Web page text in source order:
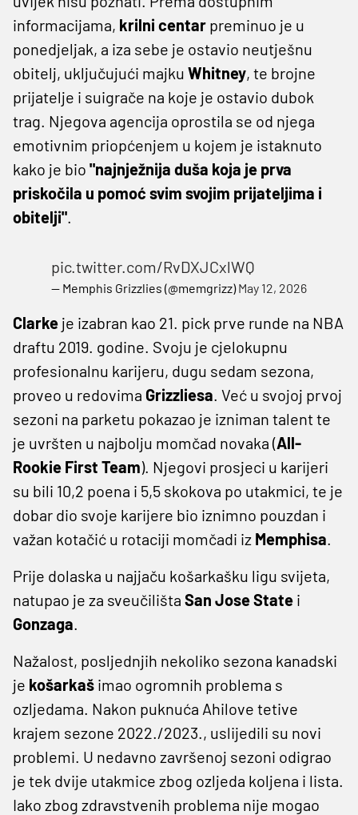
informacijama, krilni centar preminuo je u
ponedjeljak, a iza sebe je ostavio neutješnu
obitelj, uključujući majku Whitney, te brojne
prijatelje i suigrače na koje je ostavio dubok
trag. Njegova agencija oprostila se od njega
emotivnim priopćenjem u kojem je istaknuto
kako je bio "najnježnija duša koja je prva
priskočila u pomoć svim svojim prijateljima i
obitelji".
pic.twitter.com/RvDXJCxlWQ
— Memphis Grizzlies (@memgrizz)May 12, 2026
Clarke je izabran kao 21. pick prve runde na NBA
draftu 2019. godine. Svoju je cjelokupnu
profesionalnu karijeru, dugu sedam sezona,
proveo u redovima Grizzliesa. Već u svojoj prvoj
sezoni na parketu pokazao je izniman talent te
je uvršten u najbolju momčad novaka (All-
Rookie First Team). Njegovi prosjeci u karijeri
su bili 10,2 poena i 5,5 skokova po utakmici, te je
dobar dio svoje karijere bio iznimno pouzdan i
važan kotačić u rotaciji momčadi iz Memphisa.
Prije dolaska u najjaču košarkašku ligu svijeta,
natupao je za sveučilišta San Jose State i
Gonzaga.
Nažalost, posljednjih nekoliko sezona kanadski
je košarkaš imao ogromnih problema s
ozljedama. Nakon puknuća Ahilove tetive
krajem sezone 2022./2023., uslijedili su novi
problemi. U nedavno završenoj sezoni odigrao
je tek dvije utakmice zbog ozljeda koljena i lista.
Iako zbog zdravstvenih problema nije mogao